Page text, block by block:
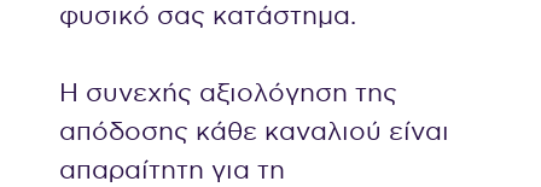
φυσικό σας κατάστημα.
Η συνεχής αξιολόγηση της
απόδοσης κάθε καναλιού είναι
απαραίτητη για τη